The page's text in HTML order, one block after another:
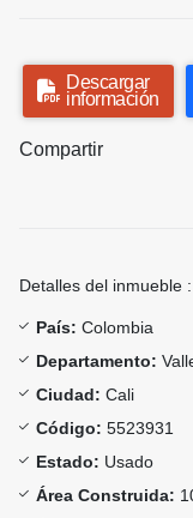
Descargar
información
Compartir
Detalles del inmueble :
País: Colombia
Departamento:
Ciudad: Cali
Código: 5523931
Estado: Usado
Área Construida: